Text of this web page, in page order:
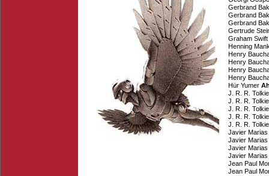
Gerbrand
Gerbrand
Gerbrand
Gertrude
Graham Swift
Henning
Henry
Henry
Henry
Henry
Hür Yumer
J. R. R.
J. R. R.
J. R. R.
J. R. R.
J. R. R.
Javier Marias
Javier Marias
Javier Marias
Javier Marias
Jean Paul
Jean Paul